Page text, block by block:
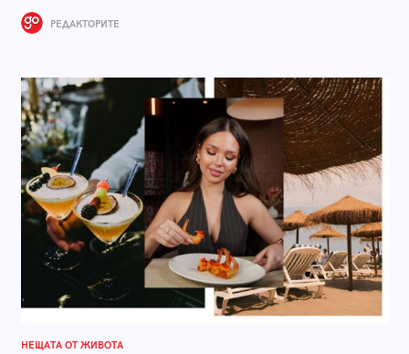
РЕДАКТОРИТЕ
НЕЩАТА ОТ ЖИВОТА